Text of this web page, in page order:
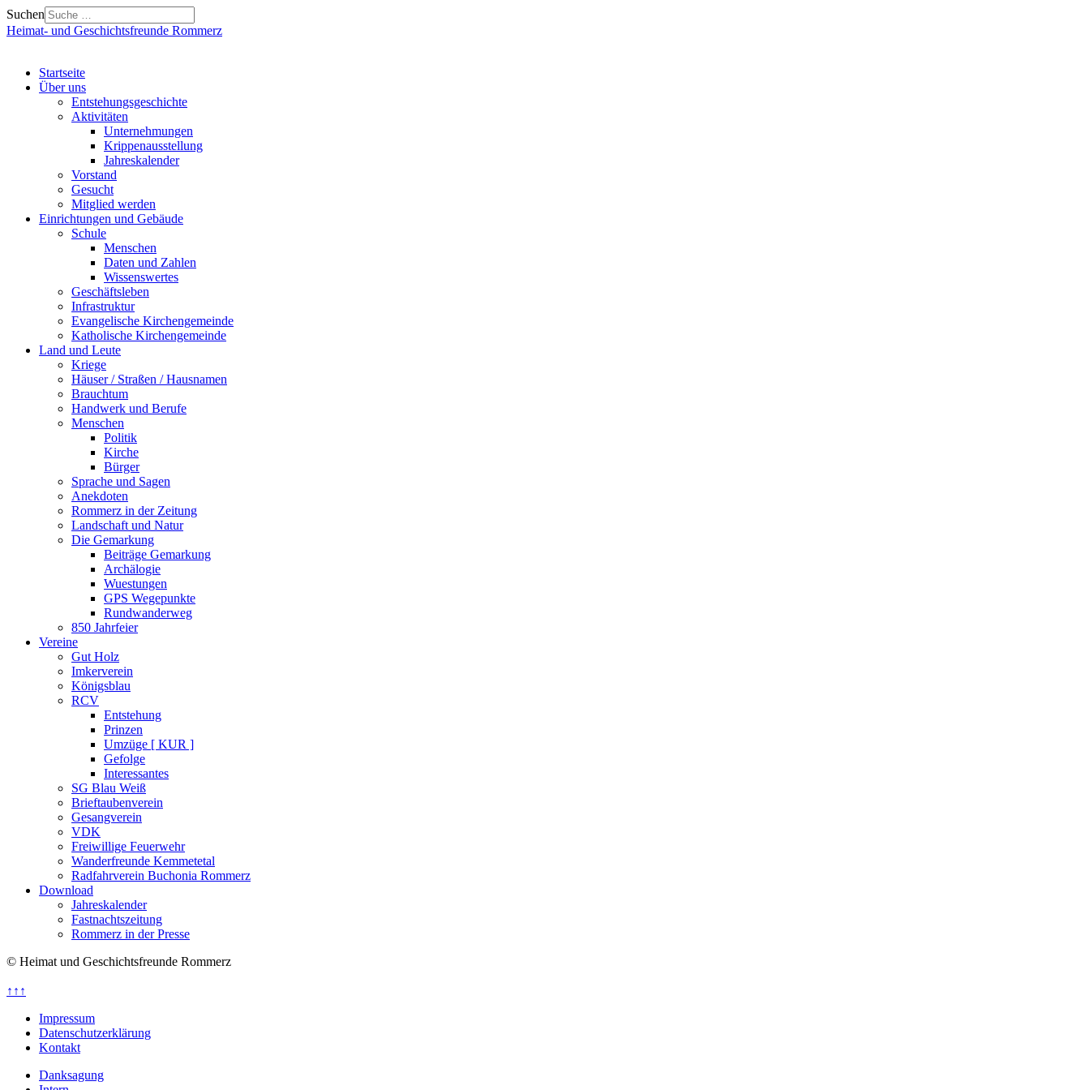
Suchen
Heimat- und Geschichtsfreunde Rommerz
Startseite
Über uns
Entstehungsgeschichte
Aktivitäten
Unternehmungen
Krippenausstellung
Jahreskalender
Vorstand
Gesucht
Mitglied werden
Einrichtungen und Gebäude
Schule
Menschen
Daten und Zahlen
Wissenswertes
Geschäftsleben
Infrastruktur
Evangelische Kirchengemeinde
Katholische Kirchengemeinde
Land und Leute
Kriege
Häuser / Straßen / Hausnamen
Brauchtum
Handwerk und Berufe
Menschen
Politik
Kirche
Bürger
Sprache und Sagen
Anekdoten
Rommerz in der Zeitung
Landschaft und Natur
Die Gemarkung
Beiträge Gemarkung
Archälogie
Wuestungen
GPS Wegepunkte
Rundwanderweg
850 Jahrfeier
Vereine
Gut Holz
Imkerverein
Königsblau
RCV
Entstehung
Prinzen
Umzüge [ KUR ]
Gefolge
Interessantes
SG Blau Weiß
Brieftaubenverein
Gesangverein
VDK
Freiwillige Feuerwehr
Wanderfreunde Kemmetetal
Radfahrverein Buchonia Rommerz
Download
Jahreskalender
Fastnachtszeitung
Rommerz in der Presse
© Heimat und Geschichtsfreunde Rommerz
↑↑↑
Impressum
Datenschutzerklärung
Kontakt
Danksagung